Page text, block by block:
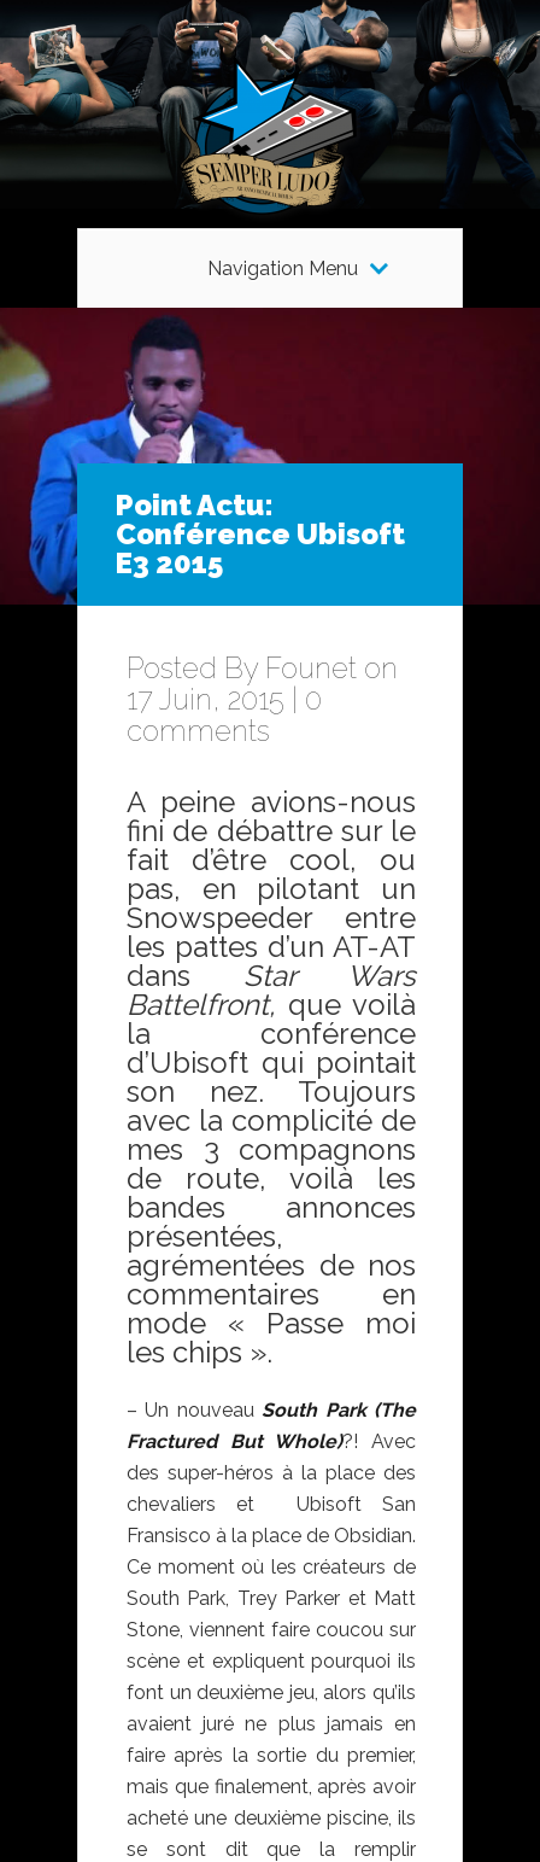
Navigation Menu
Point Actu:
Conférence Ubisoft
E3 2015
Posted By Founet on
17 Juin, 2015 | 0
comments
A peine avions-nous
fini de débattre sur le
fait d’être cool, ou
pas, en pilotant un
Snowspeeder entre
les pattes d’un AT-AT
dans Star Wars
Battelfront, que voilà
la conférence
d’Ubisoft qui pointait
son nez. Toujours
avec la complicité de
mes 3 compagnons
de route, voilà les
bandes annonces
présentées,
agrémentées de nos
commentaires en
mode « Passe moi
les chips ».
– Un nouveau South Park (The
Fractured But Whole)?! Avec
des super-héros à la place des
chevaliers et Ubisoft San
Fransisco à la place de Obsidian.
Ce moment où les créateurs de
South Park, Trey Parker et Matt
Stone, viennent faire coucou sur
scène et expliquent pourquoi ils
font un deuxième jeu, alors qu’ils
avaient juré ne plus jamais en
faire après la sortie du premier,
mais que finalement, après avoir
acheté une deuxième piscine, ils
se sont dit que la remplir